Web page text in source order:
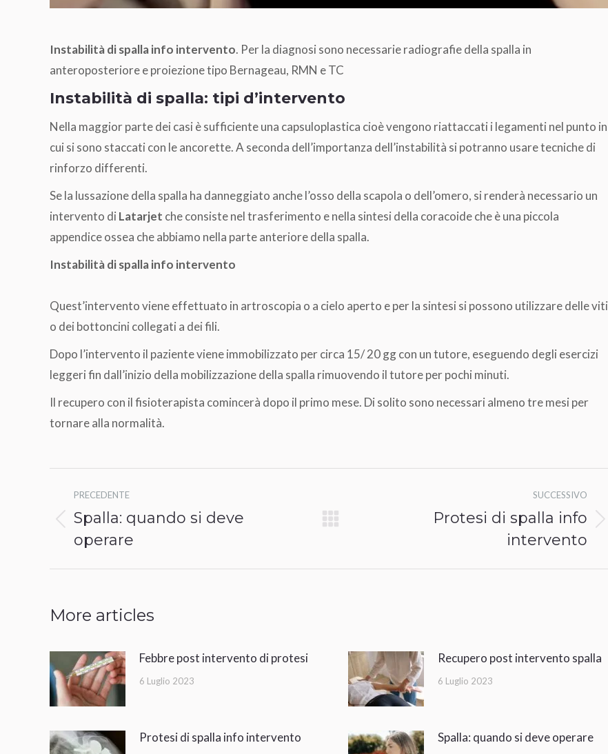
Instabilità di spalla info intervento. Per la diagnosi sono necessarie radiografie della spalla in
anteroposteriore e proiezione tipo Bernageau, RMN e TC
Instabilità di spalla: tipi d’intervento
Nella maggior parte dei casi è sufficiente una capsuloplastica cioè vengono riattaccati i legamenti nel punto in
cui si sono staccati con le ancorette. A seconda dell’importanza dell’instabilità si potranno usare tecniche di
rinforzo differenti.
Se la lussazione della spalla ha danneggiato anche l’osso della scapola o dell’omero, si renderà necessario un
intervento di Latarjet che consiste nel trasferimento e nella sintesi della coracoide che è una piccola
appendice ossea che abbiamo nella parte anteriore della spalla.
Instabilità di spalla info intervento
Quest’intervento viene effettuato in artroscopia o a cielo aperto e per la sintesi si possono utilizzare delle viti
o dei bottoncini collegati a dei fili.
Dopo l’intervento il paziente viene immobilizzato per circa 15/ 20 gg con un tutore, eseguendo degli esercizi
leggeri fin dall’inizio della mobilizzazione della spalla rimuovendo il tutore per pochi minuti.
Il recupero con il fisioterapista comincerà dopo il primo mese. Di solito sono necessari almeno tre mesi per
tornare alla normalità.
tra
post
PRECEDENTE
Post
precedente:
Spalla: quando si deve
operare
SUCCESSIVO
Protesi di spalla info
intervento
More articles
Febbre post intervento di protesi
6 Luglio 2023
Recupero post intervento spalla
6 Luglio 2023
Protesi di spalla info intervento Spalla: quando si deve operare